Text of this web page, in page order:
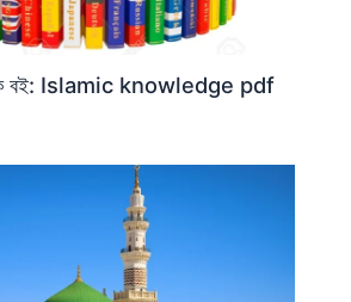
বই: Islamic knowledge pdf